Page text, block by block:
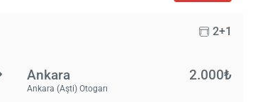
2+1
Ankara
Ankara (Aşti) Otogarı
2.000₺